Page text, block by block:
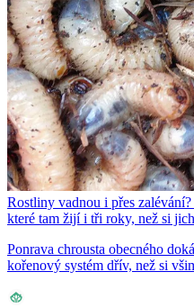
Rostliny vadnou i přes
které tam žijí i tři roky, než si
Ponrava chrousta obecného
kořenový systém dřív, než si